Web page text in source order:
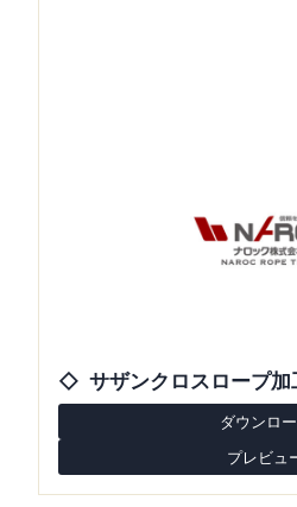
サザンクロスロープ加
ダウンロ
プレビュ